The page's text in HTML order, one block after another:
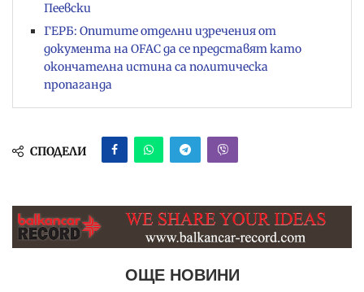
Пеевски
ГЕРБ: Опитите отделни изречения от
документа на OFAC да се представят като
окончателна истина са политическа
пропаганда
СПОДЕЛИ
ОЩЕ НОВИНИ